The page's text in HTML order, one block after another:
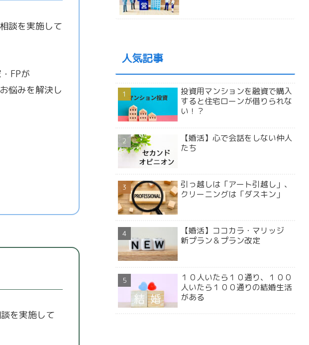
談を実施して
FPが
悩みを解決し
を実施して
人気記事
投資用マンションを融資で購入
すると住宅ローンが借りられな
い！？
【婚活】心で会話をしない仲人
たち
引っ越しは「アート引越し」、
クリーニングは「ダスキン」
【婚活】ココカラ・マリッジ
新プラン＆プラン改定
１０人いたら１０通り、１００
人いたら１００通りの結婚生活
がある